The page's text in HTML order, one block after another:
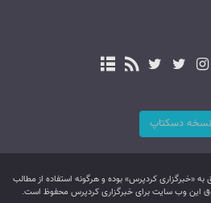
نسخه دسکتاپ
به «خبرگزاری کردپرس» بوده و هرگونه استفاده از مطالب
این وب سایت برای خبرگزاری کردپرس محفوظ است.